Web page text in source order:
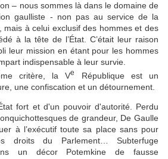
– nous sommes là dans le domaine de
gaulliste - non pas au service de la
mais à celui exclusif des hommes et des
à la tête de l’État. C’était leur raison
leur mission en étant pour les hommes
indispensable à leur survie.
critère, la Ve
République est un
une confiscation et un détournement.
fort et d'un pouvoir d'autorité. Perdu
de grandeur, De Gaulle
à l’exécutif toute sa place sans pour
droits du Parlement… Subterfuge
un décor Potemkine de fausse